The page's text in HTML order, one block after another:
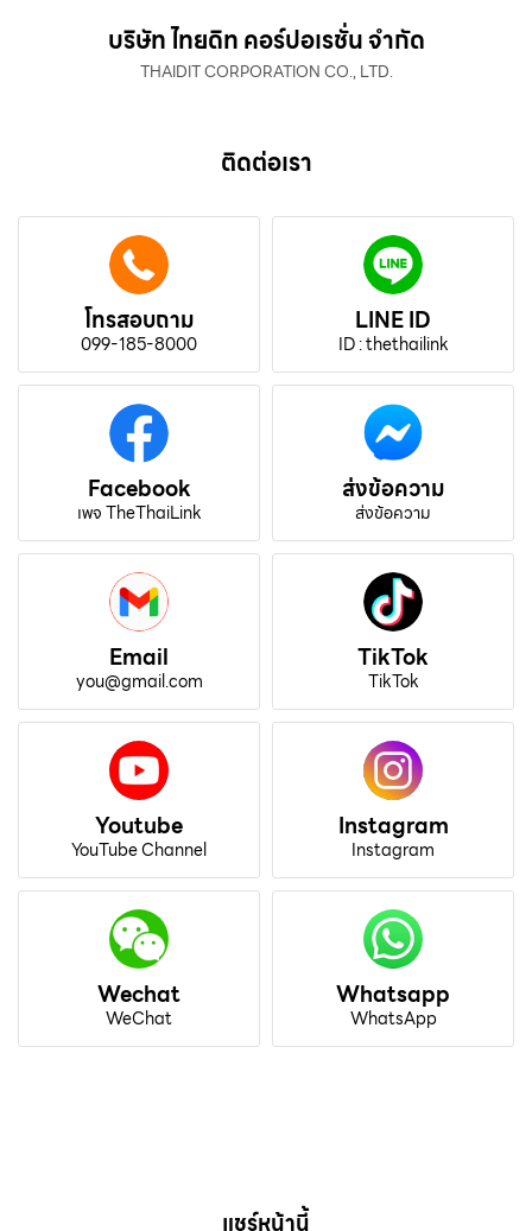
บริษัท ไทยดิท คอร์ปอเรชั่น จำกัด
THAIDIT CORPORATION CO., LTD.
ติดต่อเรา
โทรสอบถาม
099-185-8000
LINE ID
ID : thethailink
Facebook
เพจ TheThaiLink
ส่งข้อความ
ส่งข้อความ
Email
you@gmail.com
TikTok
TikTok
Youtube
YouTube Channel
Instagram
Instagram
Wechat
WeChat
Whatsapp
WhatsApp
แชร์หน้านี้